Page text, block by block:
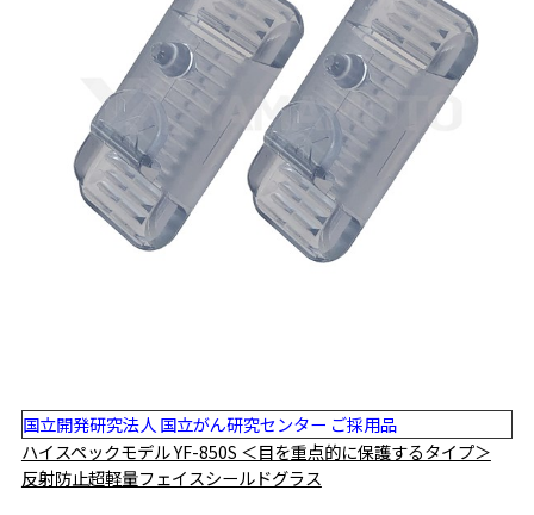
国立開発研究法人 国立がん研究センター ご採用品
ハイスペックモデル YF-850S ＜目を重点的に保護するタイプ＞
反射防止超軽量フェイスシールドグラス